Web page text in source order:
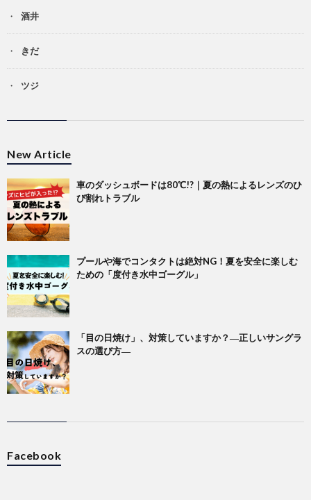
酒井
きだ
ツジ
New Article
車のダッシュボードは80℃!?｜夏の熱によるレンズのひ
び割れトラブル
プールや海でコンタクトは絶対NG！夏を安全に楽しむ
ための「度付き水中ゴーグル」
「目の日焼け」、対策していますか？―正しいサングラ
スの選び方―
Facebook